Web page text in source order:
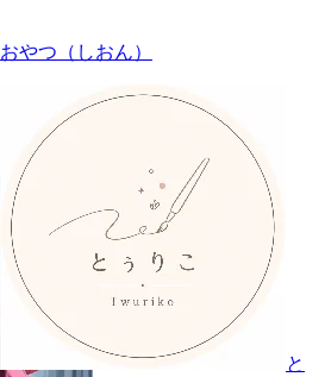
おやつ（しおん）
と